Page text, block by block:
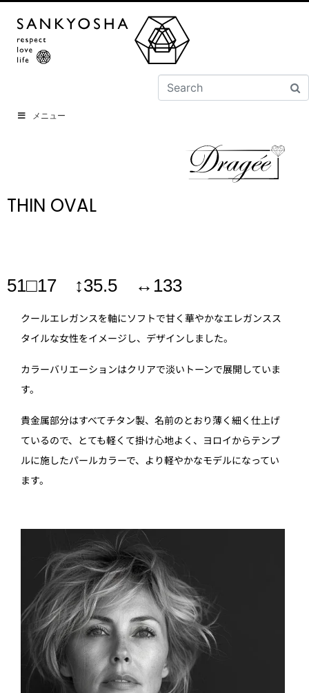
メニュー
THIN OVAL
51□17 ↕35.5 ↔133
クールエレガンスを軸にソフトで甘く華やかなエレガンスス
タイルな女性をイメージし、デザインしました。
カラーバリエーションはクリアで淡いトーンで展開していま
す。
貴金属部分はすべてチタン製、名前のとおり薄く細く仕上げ
ているので、とても軽くて掛け心地よく、ヨロイからテンプ
ルに施したパールカラーで、より軽やかなモデルになってい
ます。